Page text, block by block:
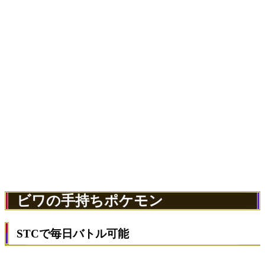
ビワの手持ちポケモン
STCで毎日バトル可能